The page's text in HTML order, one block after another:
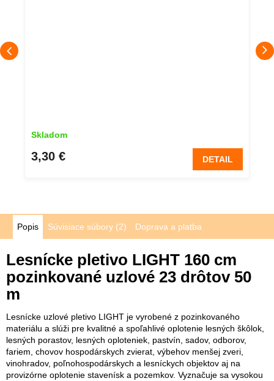
Skladom
3,30 € DETAIL
Popis Súvisiace súbory (2) Doprava a platba
Lesnícke pletivo LIGHT 160 cm
pozinkované uzlové 23 drôtov 50
m
Lesnícke uzlové pletivo LIGHT je vyrobené z pozinkovaného
materiálu a slúži pre kvalitné a spoľahlivé oplotenie lesných škôlok,
lesných porastov, lesných oploteniek, pastvín, sadov, odborov,
fariem, chovov hospodárskych zvierat, výbehov menšej zveri,
vinohradov, poľnohospodárskych a lesníckych objektov aj na
provizórne oplotenie stavenísk a pozemkov. Vyznačuje sa vysokou